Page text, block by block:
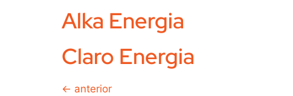
Alka Energia
Claro Energia
← anterior